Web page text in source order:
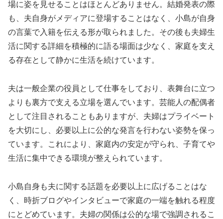
場に姿を見せることはほとんどありません。結婚発表の際
も、夫自身がメディアに登場することはなく、小島が自身
の言葉で入籍を伝える形が取られました。その後も夫婦生
活に関する詳細を積極的に語る場面は少なく、家庭を支え
る存在として静かに生活を続けています。
夫は一般企業の役員として仕事をしており、表舞台に立つ
よりも裏方で支える立場を選んでいます。芸能人の配偶者
として注目されることもありますが、夫婦はプライベート
を大切にし、必要以上に公的な発言を行わない姿勢を保っ
ています。これにより、家庭内の安定が守られ、子育てや
生活に集中できる環境が整えられています。
小島自身も夫に関する話題を必要以上に広げることはな
く、時折ブログやインタビューで家庭の一端を触れる程度
にとどめています。夫婦の関係は公的な場で強調されるこ